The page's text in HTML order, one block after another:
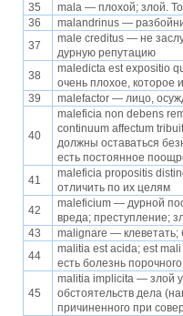
35
mala — плохой; злой.
36
malandrinus —
37
male creditus — не
дурную репутацию
38
maledicta est expositio
очень плохое, которое
39
malefactor — лицо,
40
maleficia non debens
continuum affectum
должны оставаться
есть постоянное
41
maleficia propositis
отличить по их целям
42
maleficium — дурной
вреда; преступление;
43
malignare — клеветать;
44
malitia est acida; est
есть болезнь
45
malitia implicita — злой
обстоятельств дела
причиненного при